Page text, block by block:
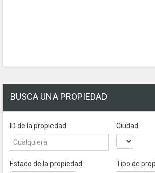
BUSCA UNA PROPIEDAD
ID de la propiedad Ciudad
Estado de la propiedad Tipo de